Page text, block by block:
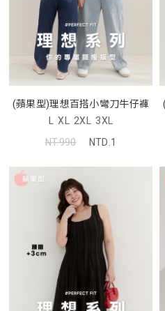
(蘋果型)理想百搭小彎刀牛仔褲
L XL 2XL 3XL
NT.990
NTD.1